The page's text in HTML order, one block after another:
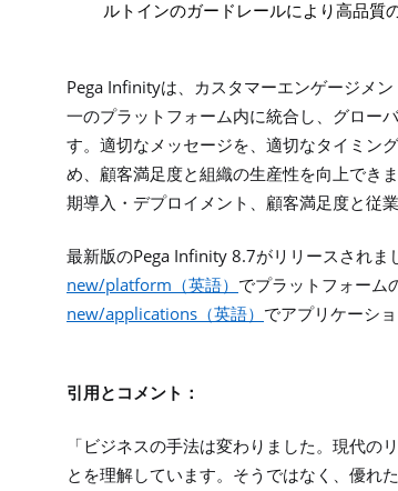
ルトインのガードレールにより高品質
Pega Infinityは、カスタマーエンゲージメ
一のプラットフォーム内に統合し、グロー
す。適切なメッセージを、適切なタイミン
め、顧客満足度と組織の生産性を向上でき
期導入・デプロイメント、顧客満足度と従
最新版のPega Infinity 8.7がリリースされま
new/platform （英語） でプラットフォーム
new/applications （英語） でアプリケーシ
引用とコメント：
「ビジネスの手法は変わりました。現代の
とを理解しています。そうではなく、優れ